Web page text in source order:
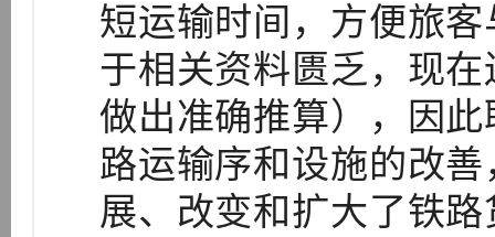
短运输时间，方便旅
于相关资料匮乏，现
做出准确推算），因
路运输序和设施的改
展、改变和扩大了铁